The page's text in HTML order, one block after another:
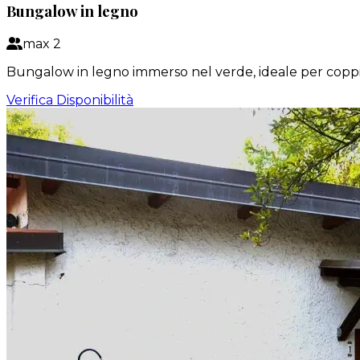
Bungalow in legno
max 2
Bungalow in legno immerso nel verde, ideale per
Verifica Disponibilità